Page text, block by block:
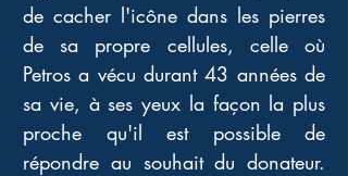
de cacher l'icône dans les pierres
de sa propre cellules, celle où
Petros a vécu durant 43 années de
sa vie, à ses yeux la façon la plus
proche qu'il est possible de
répondre au souhait du donateur.